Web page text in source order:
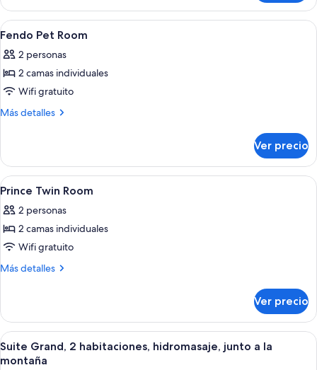
familiar,
habitaciones,
baja
Abrir
todas
las
fotos
de
Fendo
Una habitación de hotel con una
6
Fendo Pet Room
2 personas
2 camas individuales
Wifi gratuito
Más detalles
Más
Pet
Room
Ver precio
Abrir
todas
las
fotos
de
Prince
Edredón, caja de seguridad en la
5
Prince Twin Room
2 personas
2 camas individuales
Wifi gratuito
Más detalles
Más
Twin
Room
Ver precio
Abrir
todas
Amplia habitación de hotel con una
5
Suite Grand, 2 habitaciones, hidromasaje, junto a la
montaña